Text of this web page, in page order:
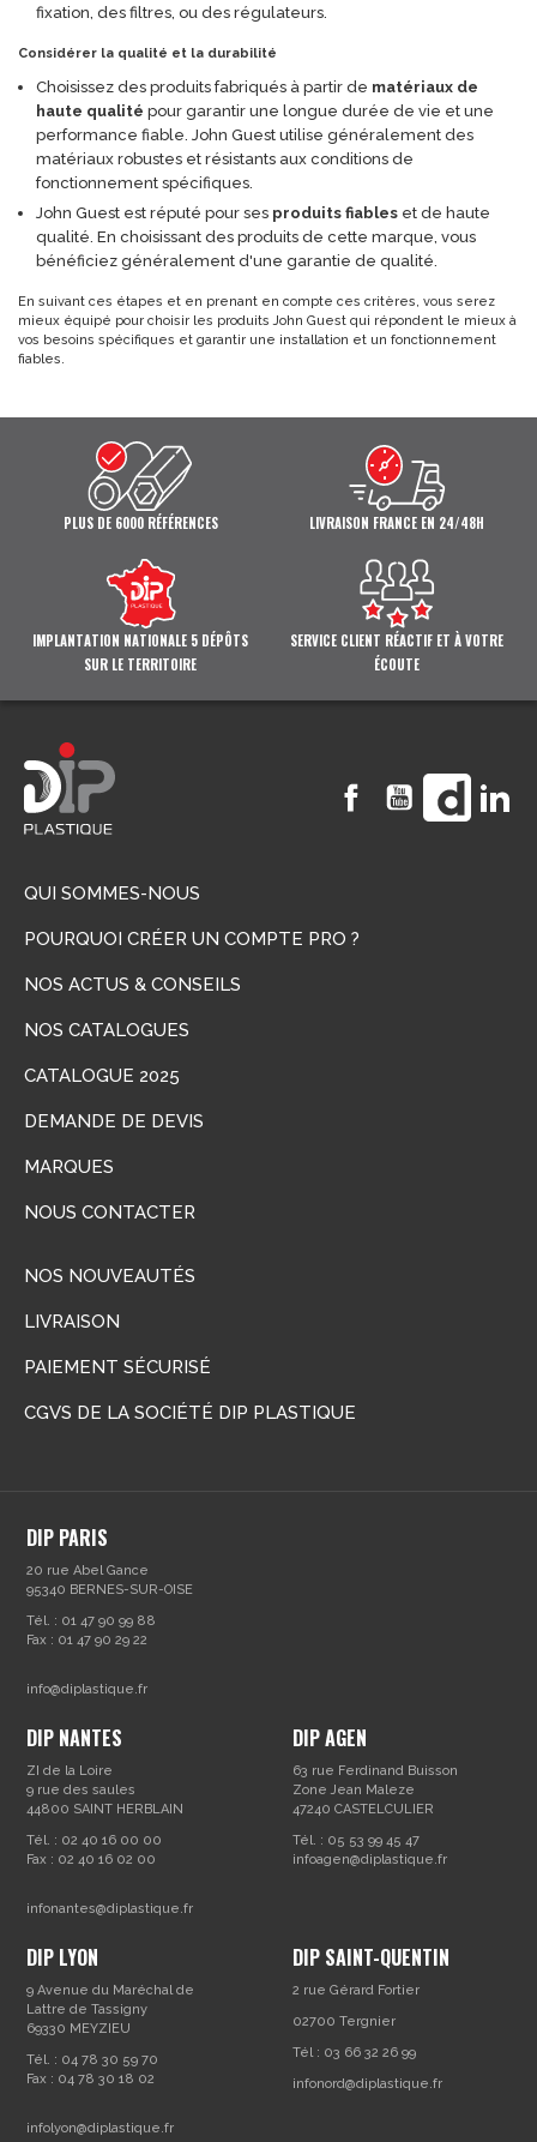
fixation, des filtres, ou des régulateurs.
Considérer la qualité et la durabilité
Choisissez des produits fabriqués à partir de matériaux de
haute qualité pour garantir une longue durée de vie et une
performance fiable. John Guest utilise généralement des
matériaux robustes et résistants aux conditions de
fonctionnement spécifiques.
John Guest est réputé pour ses produits fiables et de haute
qualité. En choisissant des produits de cette marque, vous
bénéficiez généralement d'une garantie de qualité.
En suivant ces étapes et en prenant en compte ces critères, vous serez
mieux équipé pour choisir les produits John Guest qui répondent le mieux à
vos besoins spécifiques et garantir une installation et un fonctionnement
fiables.
PLUS DE 6000 RÉFÉRENCES LIVRAISON FRANCE EN 24/48H
IMPLANTATION NATIONALE 5 DÉPÔTS
SUR LE TERRITOIRE
SERVICE CLIENT RÉACTIF ET À VOTRE
ÉCOUTE
FacebookYouTubeVimeo
QUI SOMMES-NOUS
POURQUOI CRÉER UN COMPTE PRO ?
NOS ACTUS & CONSEILS
NOS CATALOGUES
CATALOGUE 2025
DEMANDE DE DEVIS
MARQUES
NOUS CONTACTER
NOS NOUVEAUTÉS
LIVRAISON
PAIEMENT SÉCURISÉ
CGVS DE LA SOCIÉTÉ DIP PLASTIQUE
DIP PARIS
20 rue Abel Gance
95340 BERNES-SUR-OISE
Tél. : 01 47 90 99 88
Fax : 01 47 90 29 22
info@diplastique.fr
DIP NANTES
ZI de la Loire
9 rue des saules
44800 SAINT HERBLAIN
Tél. : 02 40 16 00 00
Fax : 02 40 16 02 00
infonantes@diplastique.fr
DIP AGEN
63 rue Ferdinand Buisson
Zone Jean Maleze
47240 CASTELCULIER
Tél. : 05 53 99 45 47
infoagen@diplastique.fr
DIP LYON
9 Avenue du Maréchal de
Lattre de Tassigny
69330 MEYZIEU
Tél. : 04 78 30 59 70
Fax : 04 78 30 18 02
infolyon@diplastique.fr
DIP SAINT-QUENTIN
2 rue Gérard Fortier
02700 Tergnier
Tél : 03 66 32 26 99
infonord@diplastique.fr